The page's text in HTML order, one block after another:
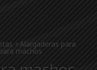
Alargaderas para
machos